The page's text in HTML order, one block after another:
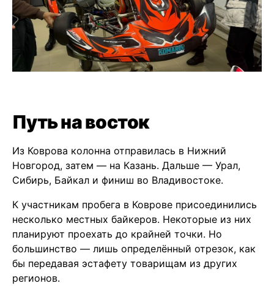
Путь на восток
Из Коврова колонна отправилась в Нижний
Новгород, затем — на Казань. Дальше — Урал,
Сибирь, Байкал и финиш во Владивостоке.
К участникам пробега в Коврове присоединились
несколько местных байкеров. Некоторые из них
планируют проехать до крайней точки. Но
большинство — лишь определённый отрезок, как
бы передавая эстафету товарищам из других
регионов.